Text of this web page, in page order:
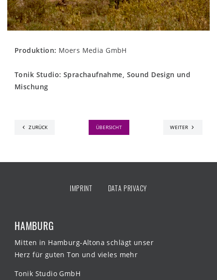
Produktion: Moers Media GmbH
Tonik Studio: Sprachaufnahme, Sound Design und
Mischung
ZURÜCK ÜBERSICHT WEITER
IMPRINT DATA PRIVACY
HAMBURG
Mitten in Hamburg-Altona schlägt unser
Herz für guten Ton und vieles mehr
Tonik Studio GmbH